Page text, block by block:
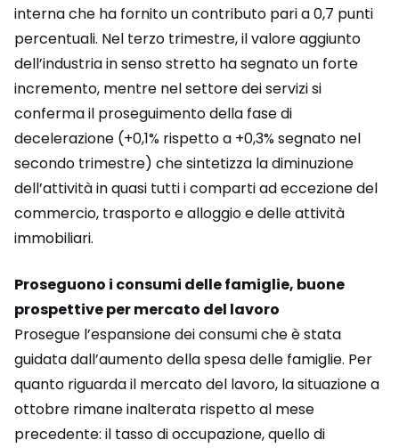
interna che ha fornito un contributo pari a 0,7 punti
percentuali. Nel terzo trimestre, il valore aggiunto
dell’industria in senso stretto ha segnato un forte
incremento, mentre nel settore dei servizi si
conferma il proseguimento della fase di
decelerazione (+0,1% rispetto a +0,3% segnato nel
secondo trimestre) che sintetizza la diminuzione
dell’attività in quasi tutti i comparti ad eccezione del
commercio, trasporto e alloggio e delle attività
immobiliari.
Proseguono i consumi delle famiglie, buone
prospettive per mercato del lavoro
Prosegue l’espansione dei consumi che è stata
guidata dall’aumento della spesa delle famiglie. Per
quanto riguarda il mercato del lavoro, la situazione a
ottobre rimane inalterata rispetto al mese
precedente: il tasso di occupazione, quello di